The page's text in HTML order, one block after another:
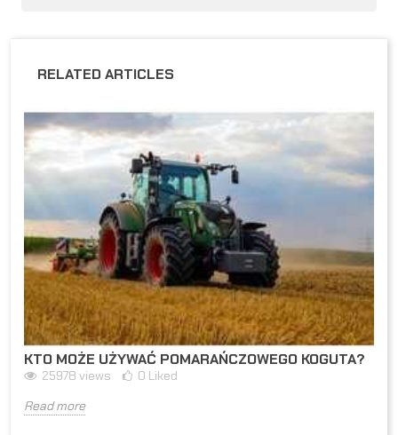
RELATED ARTICLES
KTO MOŻE UŻYWAĆ POMARAŃCZOWEGO KOGUTA?
25978 views 0 Liked
Read more